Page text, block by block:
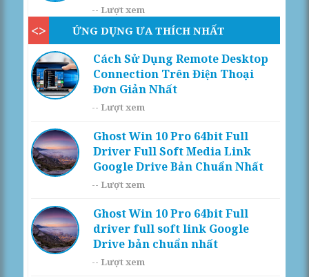
-- Lượt xem
ỨNG DỤNG ƯA THÍCH NHẤT
Cách Sử Dụng Remote Desktop
Connection Trên Điện Thoại
Đơn Giản Nhất
-- Lượt xem
Ghost Win 10 Pro 64bit Full
Driver Full Soft Media Link
Google Drive Bản Chuẩn Nhất
-- Lượt xem
Ghost Win 10 Pro 64bit Full
driver full soft link Google
Drive bản chuẩn nhất
-- Lượt xem